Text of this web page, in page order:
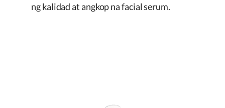
ng kalidad at angkop na facial serum.